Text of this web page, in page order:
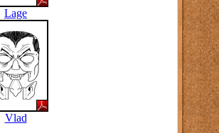
Lage
Vlad